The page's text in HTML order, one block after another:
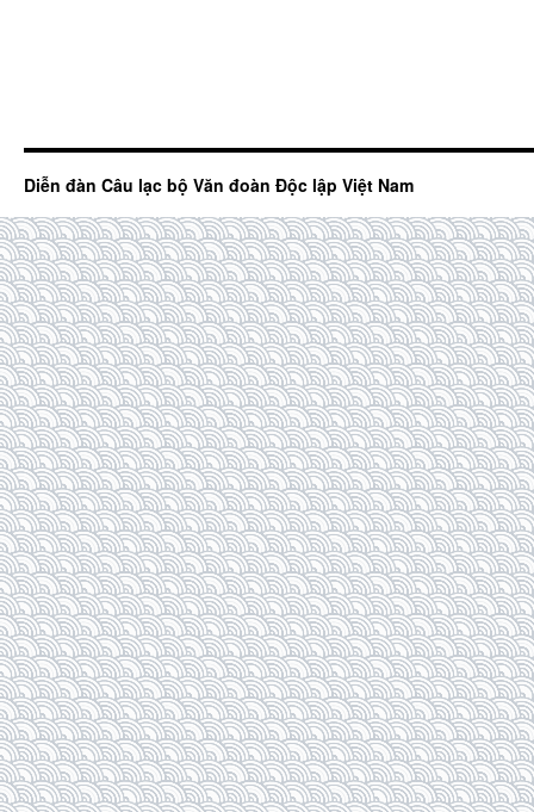
Diễn đàn Câu lạc bộ Văn đoàn Độc lập Việt Nam